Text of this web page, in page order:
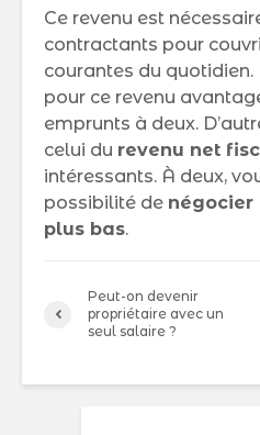
Ce revenu est
contractants pour
courantes du
pour ce revenu
emprunts à deux.
celui du revenu net
intéressants. À deux,
possibilité de négocier
plus bas.
Peut-on devenir
propriétaire avec un
seul salaire ?